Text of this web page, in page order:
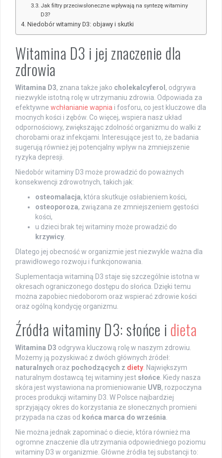
Jak filtry przeciwsłoneczne wpływają na syntezę witaminy
D3?
Niedobór witaminy D3: objawy i skutki
Witamina D3 i jej znaczenie dla
zdrowia
Witamina D3, znana także jako cholekalcyferol , odgrywa
niezwykle istotną rolę w utrzymaniu zdrowia. Odpowiada za
efektywne wchłanianie wapnia i fosforu, co jest kluczowe dla
mocnych kości i zębów. Co więcej, wspiera nasz układ
odpornościowy, zwiększając zdolność organizmu do walki z
chorobami oraz infekcjami. Interesujące jest to, że badania
sugerują również jej potencjalny wpływ na zmniejszenie
ryzyka depresji.
Niedobór witaminy D3 może prowadzić do poważnych
konsekwencji zdrowotnych, takich jak:
osteomalacja, która skutkuje osłabieniem kości,
osteoporoza, związana ze zmniejszeniem gęstości
kości,
u dzieci brak tej witaminy może prowadzić do
krzywicy
Dlatego jej obecność w organizmie jest niezwykle ważna dla
prawidłowego rozwoju i funkcjonowania.
Suplementacja witaminą D3 staje się szczególnie istotna w
okresach ograniczonego dostępu do słońca. Dzięki temu
można zapobiec niedoborom oraz wspierać zdrowie kości
oraz ogólną kondycję organizmu.
Źródła witaminy D3: słońce i dieta
Witamina D3 odgrywa kluczową rolę w naszym zdrowiu.
Możemy ją pozyskiwać z dwóch głównych źródeł:
naturalnych oraz pochodzących z diety . Największym
naturalnym dostawcą tej witaminy jest słońce . Kiedy nasza
skóra jest wystawiona na promieniowanie UVB, rozpoczyna
proces produkcji witaminy D3. W Polsce najbardziej
sprzyjający okres do korzystania ze słonecznych promieni
przypada na czas od końca marca do września
Nie można jednak zapominać o diecie, która również ma
ogromne znaczenie dla utrzymania odpowiedniego poziomu
witaminy D3 w organizmie. Główne źródła tej substancji to: